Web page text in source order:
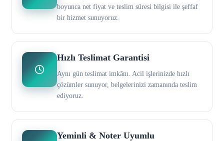
boyunca net fiyat ve teslim süresi bilgisi ile şeffaf
bir hizmet sunuyoruz.
Hızlı Teslimat Garantisi
Aynı gün teslimat imkânı. Acil işlerinizde hızlı
çözümler sunuyor, belgelerinizi zamanında teslim
ediyoruz.
Yeminli & Noter Uyumlu